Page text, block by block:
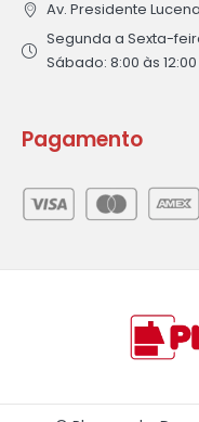
Av. Presidente
Segunda a Sexta-
Sábado: 8:00 às 12:00
Pagamento